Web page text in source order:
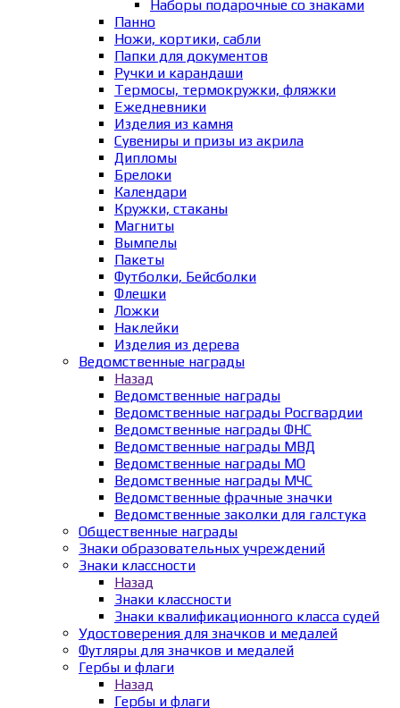
Наборы подарочные со знаками
Панно
Ножи, кортики, сабли
Папки для документов
Ручки и карандаши
Термосы, термокружки, фляжки
Ежедневники
Изделия из камня
Сувениры и призы из акрила
Дипломы
Брелоки
Календари
Кружки, стаканы
Магниты
Вымпелы
Пакеты
Футболки, Бейсболки
Флешки
Ложки
Наклейки
Изделия из дерева
Ведомственные награды
Назад
Ведомственные награды
Ведомственные награды Росгвардии
Ведомственные награды ФНС
Ведомственные награды МВД
Ведомственные награды МО
Ведомственные награды МЧС
Ведомственные фрачные значки
Ведомственные заколки для галстука
Общественные награды
Знаки образовательных учреждений
Знаки классности
Назад
Знаки классности
Знаки квалификационного класса судей
Удостоверения для значков и медалей
Футляры для значков и медалей
Гербы и флаги
Назад
Гербы и флаги